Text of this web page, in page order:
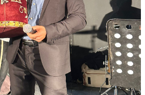
החטופים. עכו
כולם״.
בהקפות השניות
רפאל לוזון ואיתמר